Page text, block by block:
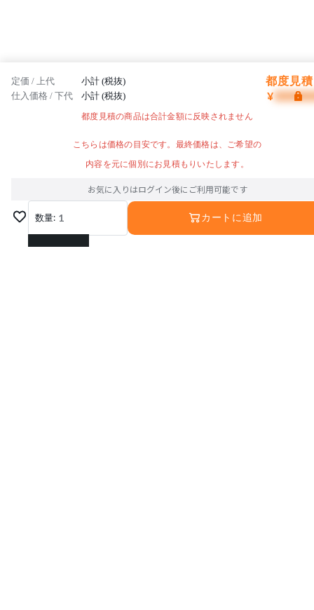
定価 / 上代 小計 (税抜) 都度見
仕入価格 / 下代 小計 (税抜) ¥
都度見積の商品は合計金額に反映されません
こちらは価格の目安です。最終価格は、ご希望の
内容を元に個別にお見積もりいたします。
お気に入りはログイン後にご利用可能です
数量: 1
1
カートに追加